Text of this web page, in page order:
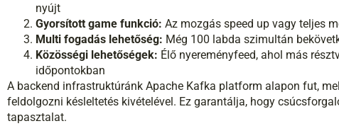
nyújt
Gyorsított game funkció: Az mozgás speed up vagy teljes
Multi fogadás lehetőség: Még 100 labda szimultán
Közösségi lehetőségek: Élő nyereményfeed, ahol más
időpontokban
A backend infrastruktúránk Apache Kafka platform alapon fut,
feldolgozni késleltetés kivételével. Ez garantálja, hogy
tapasztalat.